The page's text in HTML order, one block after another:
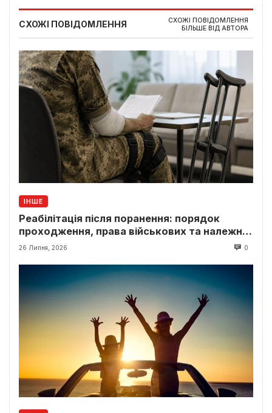
СХОЖІ ПОВІДОМЛЕННЯ
СХОЖІ ПОВІДОМЛЕННЯ
БІЛЬШЕ ВІД АВТОРА
ІНШЕ
Реабілітація після поранення: порядок
проходження, права військових та належні
виплати
26 Липня, 2026 0